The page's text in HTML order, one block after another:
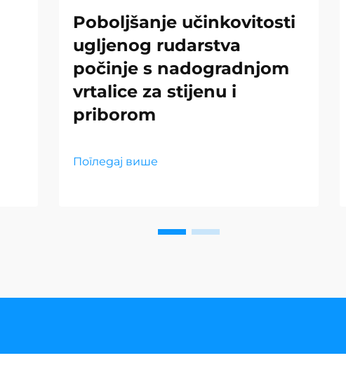
Poboljšanje učinkovitosti
ugljenog rudarstva
počinje s nadogradnjom
vrtalice za stijenu i
priborom
Погледај више